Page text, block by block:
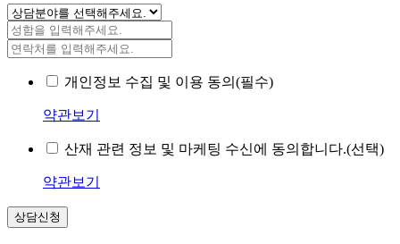
개인정보 수집 및 이용 동의(필수)
약관보기
산재 관련 정보 및 마케팅 수신에 동의합니다.(선택)
약관보기
상담신청